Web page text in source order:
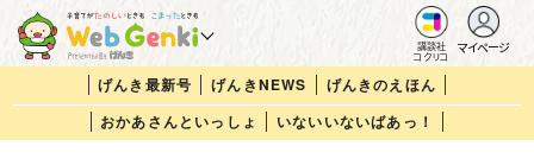
講談社
コクリコ
マイページ
げんき最新号 げんきNEWS
げんきのえほん
おかあさんといっしょ
いないいないばあっ！